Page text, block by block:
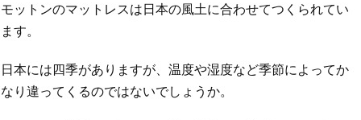
モットンのマットレスは日本の風土に合わせてつくられてい
ます。
日本には四季がありますが、温度や湿度など季節によってか
なり違ってくるのではないでしょうか。